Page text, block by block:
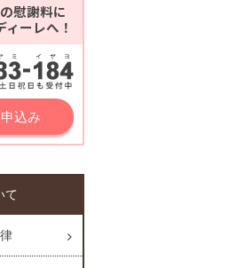
慰謝料に
ーレへ！
込み
て